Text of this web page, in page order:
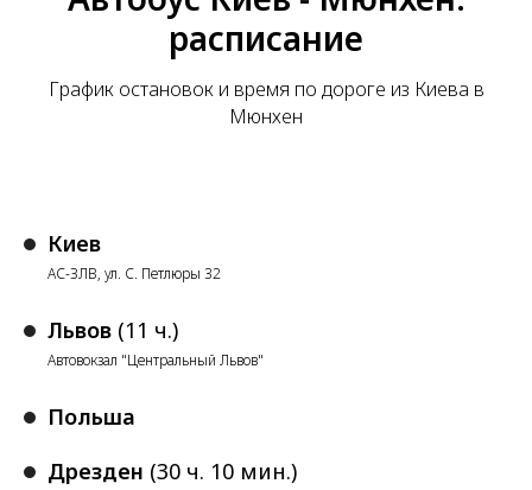
расписание
График остановок и время по дороге из Киева в
Мюнхен
Киев
АС-ЗЛВ, ул. С. Петлюры 32
Львов (11 ч.)
Автовокзал "Центральный Львов"
Польша
Дрезден (30 ч. 10 мин.)